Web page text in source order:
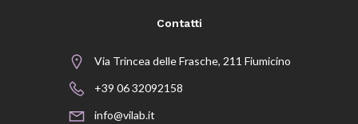
Contatti
Via Trincea delle Frasche, 211 Fiumicino
+39 06 32092158
info@vilab.it